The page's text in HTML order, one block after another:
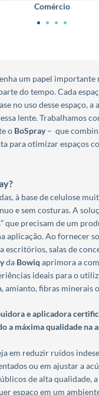
Comércio
um papel importante
do tempo. Cada
no uso desse espaço,
lente. Trabalhamos
o BoSpray– que
para otimizar espaços
à base de celulose
e sem costuras. A
que precisam de um
aplicação. Ao fornecer
escritórios, salas de
da Bowiq aprimora a
ideais para o
amianto, fibras minerais
e aplicadora
a máxima qualidade na
em reduzir ruídos
ou em ajustar a
de alta qualidade, a
espaço em um